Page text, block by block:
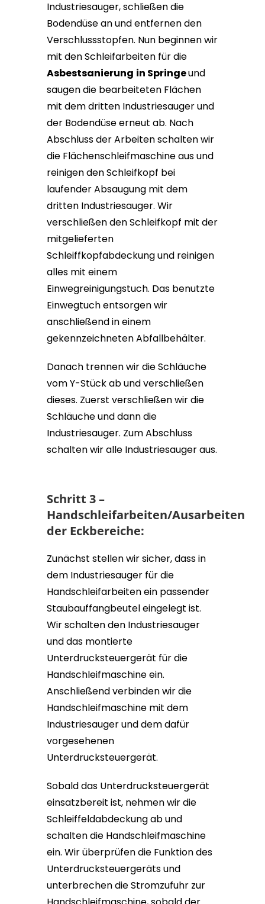
Industriesauger, schließen die
Bodendüse an und entfernen den
Verschlussstopfen. Nun beginnen wir
mit den Schleifarbeiten für die
Asbestsanierung in Springeund
saugen die bearbeiteten Flächen
mit dem dritten Industriesauger und
der Bodendüse erneut ab. Nach
Abschluss der Arbeiten schalten wir
die Flächenschleifmaschine aus und
reinigen den Schleifkopf bei
laufender Absaugung mit dem
dritten Industriesauger. Wir
verschließen den Schleifkopf mit der
mitgelieferten
Schleiffkopfabdeckung und reinigen
alles mit einem
Einwegreinigungstuch. Das benutzte
Einwegtuch entsorgen wir
anschließend in einem
gekennzeichneten Abfallbehälter.
Danach trennen wir die Schläuche
vom Y-Stück ab und verschließen
dieses. Zuerst verschließen wir die
Schläuche und dann die
Industriesauger. Zum Abschluss
schalten wir alle Industriesauger aus.
Schritt 3 –
Handschleifarbeiten/Ausarbeiten
der Eckbereiche:
Zunächst stellen wir sicher, dass in
dem Industriesauger für die
Handschleifarbeiten ein passender
Staubauffangbeutel eingelegt ist.
Wir schalten den Industriesauger
und das montierte
Unterdrucksteuergerät für die
Handschleifmaschine ein.
Anschließend verbinden wir die
Handschleifmaschine mit dem
Industriesauger und dem dafür
vorgesehenen
Unterdrucksteuergerät.
Sobald das Unterdrucksteuergerät
einsatzbereit ist, nehmen wir die
Schleiffeldabdeckung ab und
schalten die Handschleifmaschine
ein. Wir überprüfen die Funktion des
Unterdrucksteuergeräts und
unterbrechen die Stromzufuhr zur